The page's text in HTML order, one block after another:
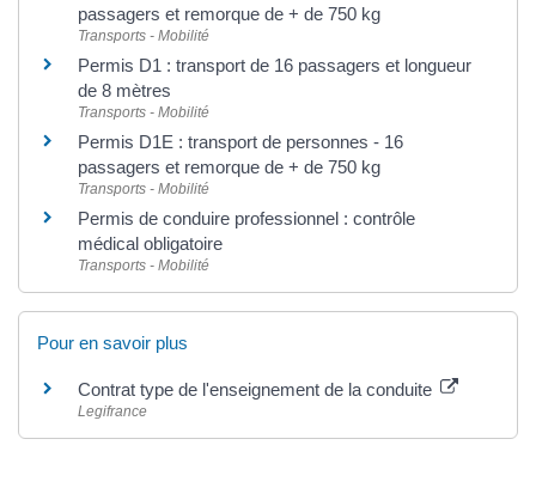
passagers et remorque de + de 750 kg
Transports - Mobilité
Permis D1 : transport de 16 passagers et longueur
de 8 mètres
Transports - Mobilité
Permis D1E : transport de personnes - 16
passagers et remorque de + de 750 kg
Transports - Mobilité
Permis de conduire professionnel : contrôle
médical obligatoire
Transports - Mobilité
Pour en savoir plus
Contrat type de l'enseignement de la conduite
Legifrance